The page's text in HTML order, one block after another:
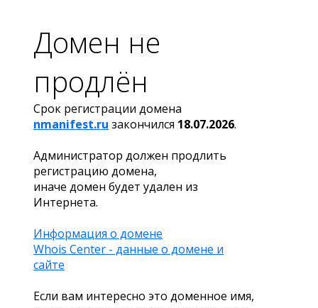
Домен не
продлён
Срок регистрации домена
nmanifest.ru закончился 18.07.2026.
Администратор должен продлить
регистрацию домена,
иначе домен будет удален из
Интернета.
Информация о домене
Whois Center - данные о домене и
сайте
Если вам интересно это доменное имя,